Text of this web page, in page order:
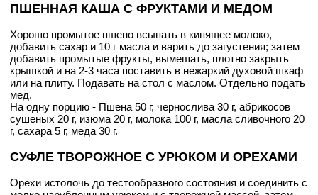
ПШЕННАЯ КАША С ФРУКТАМИ И МЕДОМ
Хорошо промытое пшено всыпать в кипящее молоко,
добавить сахар и 10 г масла и варить до загустения; затем
добавить промытые фрукты, вымешать, плотно закрыть
крышкой и на 2-3 часа поставить в нежаркий духовой шкаф
или на плиту. Подавать на стол с маслом. Отдельно подать
мед.
На одну порцию - Пшена 50 г, чернослива 30 г, абрикосов
сушеных 20 г, изюма 20 г, молока 100 г, масла сливочного 20
г, сахара 5 г, меда 30 г.
СУФЛЕ ТВОРОЖНОЕ С УРЮКОМ И ОРЕХАМИ
Орехи истолочь до тестообразного состояния и соединить с